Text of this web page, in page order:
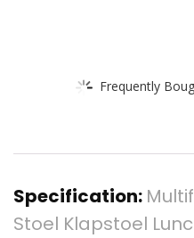
Frequently
Specification:
Stoel Klapstoel